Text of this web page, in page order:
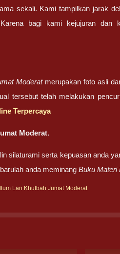
sekali. Kami tampilkan jarak
bagi kami kejujuran dan
Moderatmerupakan foto asli
tersebut telah melakukan
Terpercaya
Moderat.
silaturami serta kepuasan anda
anda meminangBuku Materi
Lan Khutbah Jumat Moderat